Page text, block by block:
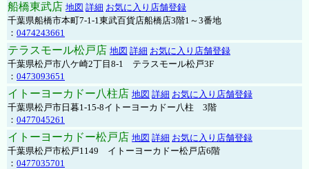
船橋東武店 地図 詳細 お気に入り店舗登録
千葉県船橋市本町7-1-1東武百貨店船橋店3階1～3番地
： 0474243661
テラスモール松戸店 地図 詳細 お気に入り店舗登録
千葉県松戸市八ケ崎2丁目8-1 テラスモール松戸3F
： 0473093651
イトーヨーカドー八柱店 地図 詳細 お気に入り店舗登録
千葉県松戸市日暮1-15-8イトーヨーカドー八柱 3階
： 0477045261
イトーヨーカドー松戸店 地図 詳細 お気に入り店舗登録
千葉県松戸市松戸1149 イトーヨーカドー松戸店6階
： 0477035701